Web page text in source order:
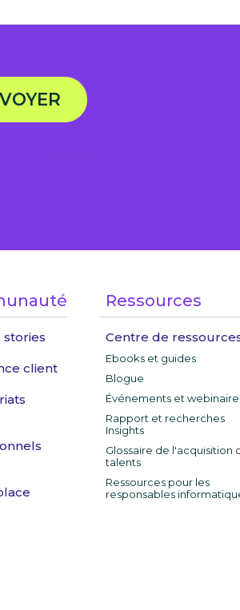
stories
client
Ressources
Centre de
Ebooks et guides
Blogue
Événements et
Rapport et recherches
Insights
Glossaire de l'acquisition
talents
Ressources pour les
responsables